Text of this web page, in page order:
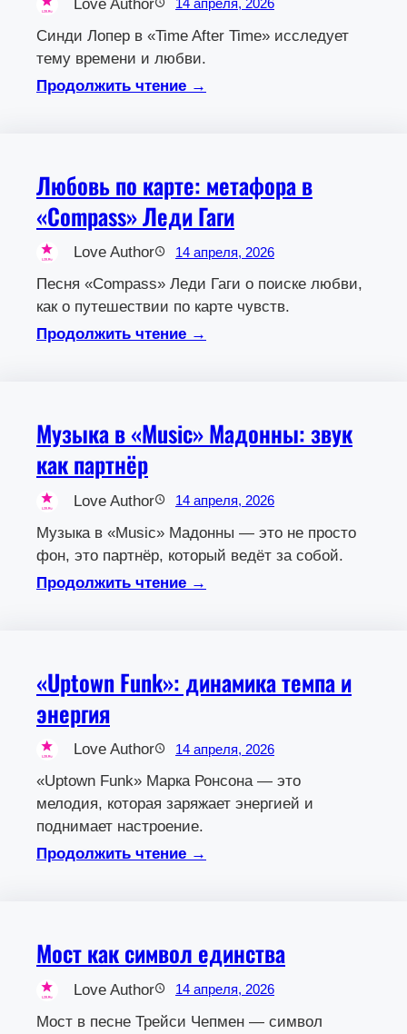
Love Author 14 апреля, 2026
Синди Лопер в «Time After Time» исследует
тему времени и любви.
Продолжить чтение →
Любовь по карте: метафора в
«Compass» Леди Гаги
Love Author 14 апреля, 2026
Песня «Compass» Леди Гаги о поиске любви,
как о путешествии по карте чувств.
Продолжить чтение →
Музыка в «Music» Мадонны: звук
как партнёр
Love Author 14 апреля, 2026
Музыка в «Music» Мадонны — это не просто
фон, это партнёр, который ведёт за собой.
Продолжить чтение →
«Uptown Funk»: динамика темпа и
энергия
Love Author 14 апреля, 2026
«Uptown Funk» Марка Ронсона — это
мелодия, которая заряжает энергией и
поднимает настроение.
Продолжить чтение →
Мост как символ единства
Love Author 14 апреля, 2026
Мост в песне Трейси Чепмен — символ